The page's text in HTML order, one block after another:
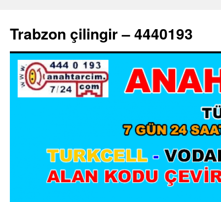
Trabzon çilingir – 4440193